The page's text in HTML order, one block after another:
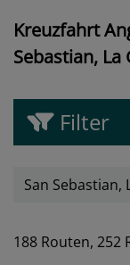
Kreuzfahrt
Sebastian,
Filter
San Sebastian,
188 Routen, 252